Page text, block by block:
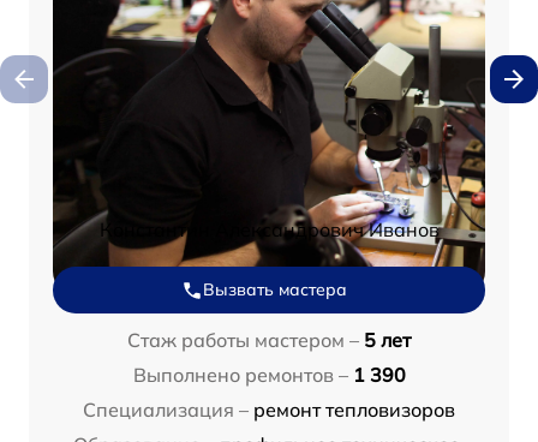
Константин Александрович Иванов
Вызвать мастера
Стаж работы мастером – 5 лет
Выполнено ремонтов – 1 390
Специализация – ремонт тепловизоров